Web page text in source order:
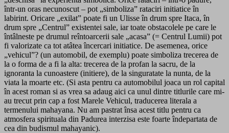
într-un oras necunoscut – pot „simboliza” rataciri initiatice în
labirint. Oricare „exilat” poate fi un Ulisse în drum spre Itaca, în
drum spre „Centrul” existentei sale, iar toate obstacolele pe care le
întâlneste pe drumul reîntoarcerii sale „acasa” (= Centrul Lumii) pot
fi valorizate ca tot atâtea încercari initiatice. De asemenea, orice
„vehicul”? (un automobil, de exemplu) poate simboliza trecerea de
la o forma de a fi la alta: trecerea de la profan la sacru, de la
ignoranta la cunoastere (initiere), de la singuratate la nunta, de la
viata la moarte etc. (Si asta pentru ca automobilul joaca un rol capital
în acest roman si as vrea sa adaug aici ca unul dintre titlurile care mi-
au trecut prin cap a fost Marele Vehicul, traducerea literala a
termenului mahayana. Nu am pastrat însa acest titlu pentru ca
atmosfera spirituala din Padurea interzisa este foarte îndepartata de
cea din budismul mahayanic).